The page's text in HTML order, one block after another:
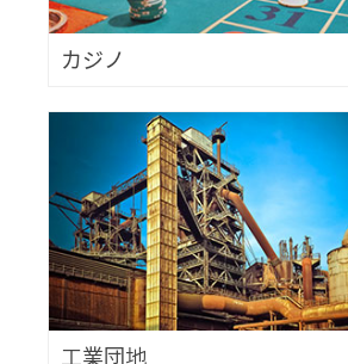
カジノ
工業団地